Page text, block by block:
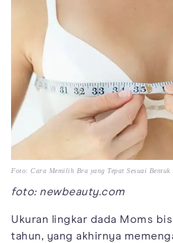
Foto: Cara Memilih Bra yang Tepat Sesuai Bentuk
foto: newbeauty.com
Ukuran lingkar dada Moms
tahun, yang akhirnya